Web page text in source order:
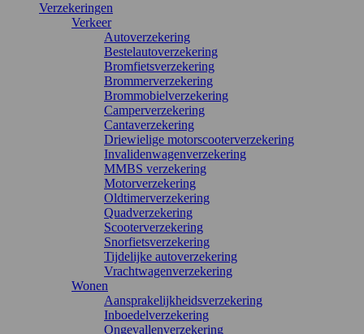
Verzekeringen
Verkeer
Autoverzekering
Bestelautoverzekering
Bromfietsverzekering
Brommerverzekering
Brommobielverzekering
Camperverzekering
Cantaverzekering
Driewielige motorscooterverzekering
Invalidenwagenverzekering
MMBS verzekering
Motorverzekering
Oldtimerverzekering
Quadverzekering
Scooterverzekering
Snorfietsverzekering
Tijdelijke autoverzekering
Vrachtwagenverzekering
Wonen
Aansprakelijkheidsverzekering
Inboedelverzekering
Ongevallenverzekering